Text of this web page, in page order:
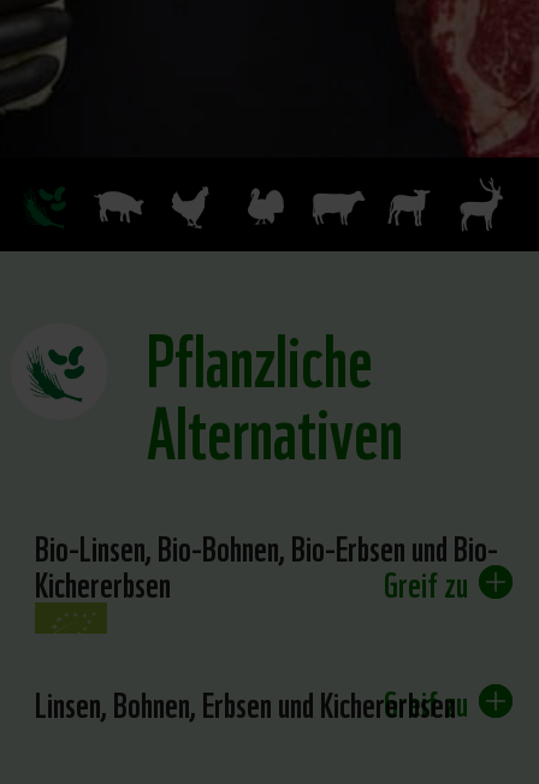
Pflanzliche
Alternativen
Bio-Linsen, Bio-Bohnen, Bio-Erbsen und Bio-
Kichererbsen Greif zu
Linsen, Bohnen, Erbsen und Kichererbsen
Greif zu